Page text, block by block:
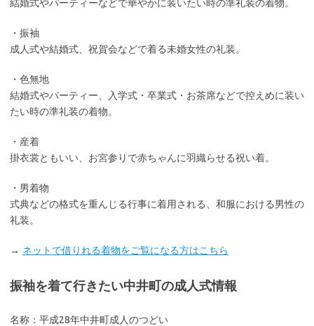
結婚式やパーティーなどで華やかに装いたい時の準礼装の着物。
・振袖
成人式や結婚式、祝賀会などで着る未婚女性の礼装。
・色無地
結婚式やパーティー、入学式・卒業式・お茶席などで控えめに装い
たい時の準礼装の着物。
・産着
掛衣裳ともいい、お宮参りで赤ちゃんに羽織らせる祝い着。
・男着物
式典などの格式を重んじる行事に着用される、和服における男性の
礼装。
→ ネットで借りれる着物をご覧になる方はこちら
振袖を着て行きたい中井町の成人式情報
名称：平成28年中井町成人のつどい